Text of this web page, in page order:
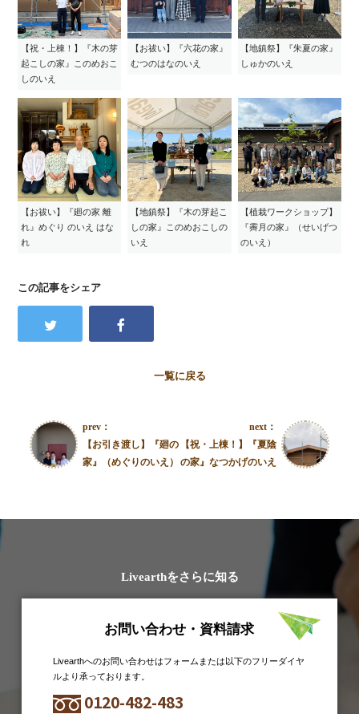
【祝・上棟！】『木の芽
起こしの家』このめおこ
しのいえ
【お祓い】『六花の家』
むつのはなのいえ
【地鎮祭】『朱夏の家』
しゅかのいえ
【お祓い】『廻の家 離
れ』めぐり のいえ はな
れ
【地鎮祭】『木の芽起こ
しの家』このめおこしの
いえ
【植栽ワークショップ】
『霽月の家』（せいげつ
のいえ）
この記事をシェア
一覧に戻る
prev：
【お引き渡し】『廻の
家』（めぐりのいえ）
next：
【祝・上棟！】『夏陰
の家』なつかげのいえ
Livearthをさらに知る
お問い合わせ・資料請求
Livearthへのお問い合わせはフォームまたは以下のフリーダイヤ
ルより承っております。
0120-482-483